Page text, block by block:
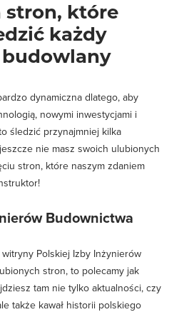
stron, które
każdy
dynamiczna dlatego, aby
nowymi inwestycjami i
śledzić przynajmniej kilka
nie masz swoich ulubionych
stron, które naszym zdaniem
Budownictwa
Polskiej Izby Inżynierów
stron, to polecamy jak
tam nie tylko aktualności, czy
także kawał historii polskiego